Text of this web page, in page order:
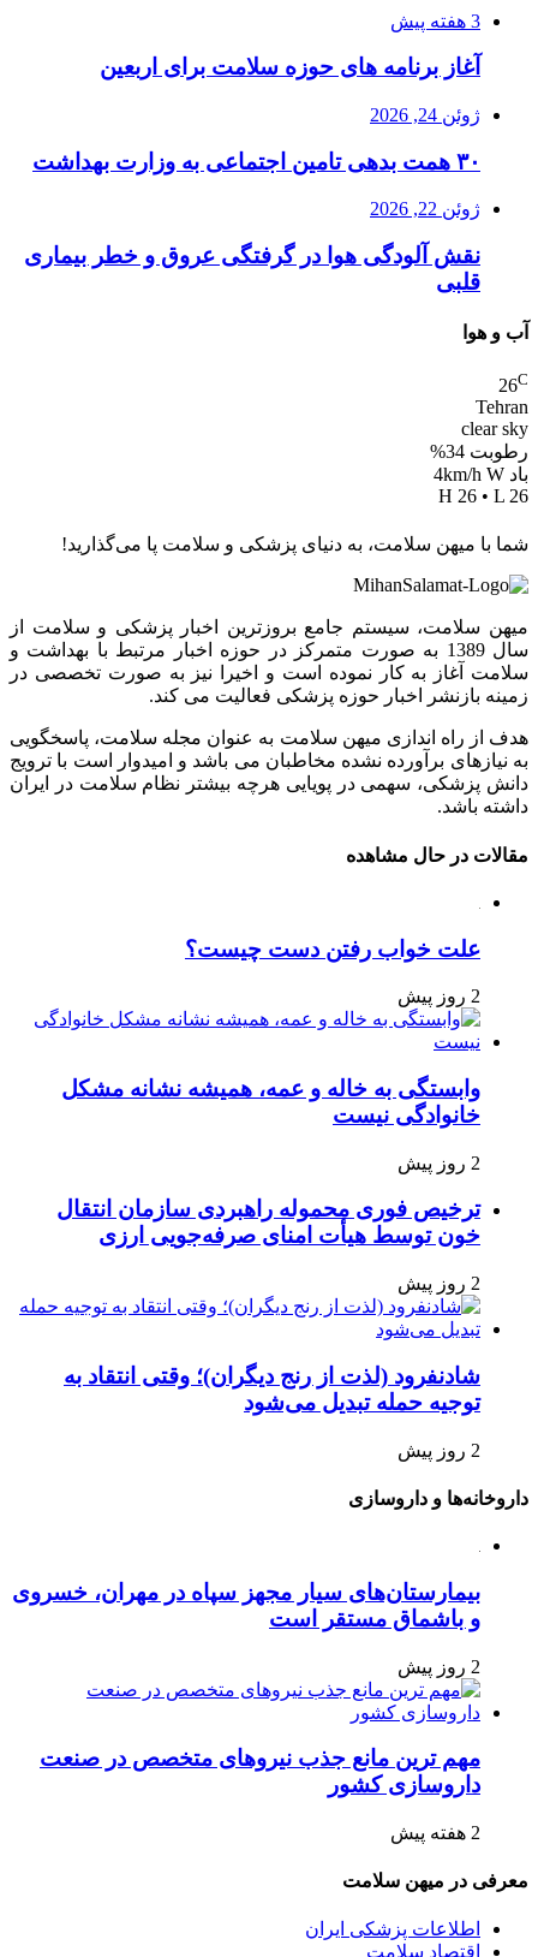
3 هفته پیش
آغاز برنامه های حوزه سلامت برای اربعین
ژوئن 24, 2026
۳۰ همت بدهی تامین اجتماعی به وزارت بهداشت
ژوئن 22, 2026
نقش آلودگی هوا در گرفتگی عروق و خطر بیماری
قلبی
آب و هوا
26C
Tehran
clear sky
رطوبت 34%
باد 4km/h W
H 26 • L 26
شما با میهن سلامت، به دنیای پزشکی و سلامت پا می‌گذارید!
میهن سلامت، سیستم جامع بروزترین اخبار پزشکی و سلامت از
سال 1389 به صورت متمرکز در حوزه اخبار مرتبط با بهداشت و
سلامت آغاز به کار نموده است و اخیرا نیز به صورت تخصصی در
زمینه بازنشر اخبار حوزه پزشکی فعالیت می کند.
هدف از راه اندازی میهن سلامت به عنوان مجله سلامت، پاسخگویی
به نیازهای برآورده نشده مخاطبان می باشد و امیدوار است با ترویج
دانش پزشکی، سهمی در پویایی هرچه بیشتر نظام سلامت در ایران
داشته باشد.
مقالات در حال مشاهده
علت خواب رفتن دست چیست؟
2 روز پیش
وابستگی به خاله و عمه، همیشه نشانه مشکل
خانوادگی نیست
2 روز پیش
ترخیص فوری محموله راهبردی سازمان انتقال
خون توسط هیأت امنای صرفه‌جویی ارزی
2 روز پیش
شادنفرود (لذت از رنج دیگران)؛ وقتی انتقاد به
توجیه حمله تبدیل می‌شود
2 روز پیش
داروخانه‌ها و داروسازی
بیمارستان‌های سیار مجهز سپاه در مهران، خسروی
و باشماق مستقر است
2 روز پیش
مهم ترین مانع جذب نیروهای متخصص در صنعت
داروسازی کشور
2 هفته پیش
معرفی در میهن سلامت
اطلاعات پزشکی ایران
اقتصاد سلامت